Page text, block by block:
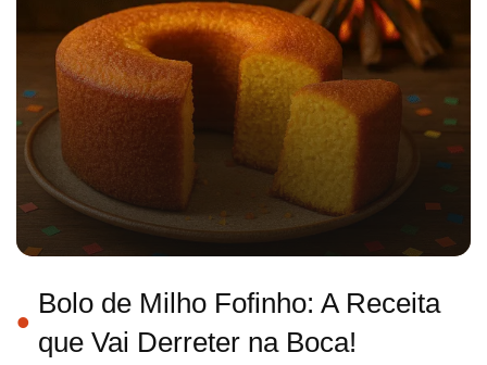
Bolo de Milho Fofinho: A Receita
que Vai Derreter na Boca!